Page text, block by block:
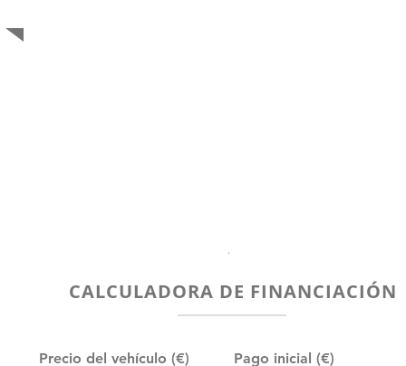
.
CALCULADORA DE FINANCIACIÓN
Precio del vehículo (€) Pago inicial (€)